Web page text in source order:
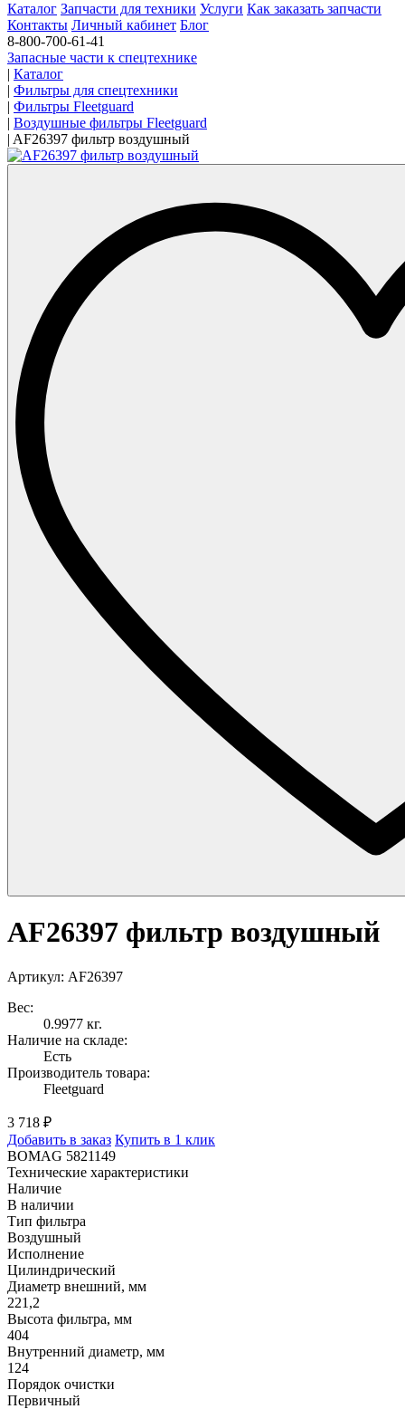
Каталог Запчасти для техники Услуги Как заказать запчасти
Контакты Личный кабинет Блог
8-800-700-61-41
Запасные части к спецтехнике
| Каталог
| Фильтры для спецтехники
| Фильтры Fleetguard
| Воздушные фильтры Fleetguard
| AF26397 фильтр воздушный
AF26397 фильтр воздушный
Артикул: AF26397
Вес:
0.9977 кг.
Наличие на складе:
Есть
Производитель товара:
Fleetguard
3 718 ₽
Добавить в заказ Купить в 1 клик
BOMAG 5821149
Технические характеристики
Наличие
В наличии
Тип фильтра
Воздушный
Исполнение
Цилиндрический
Диаметр внешний, мм
221,2
Высота фильтра, мм
404
Внутренний диаметр, мм
124
Порядок очистки
Первичный